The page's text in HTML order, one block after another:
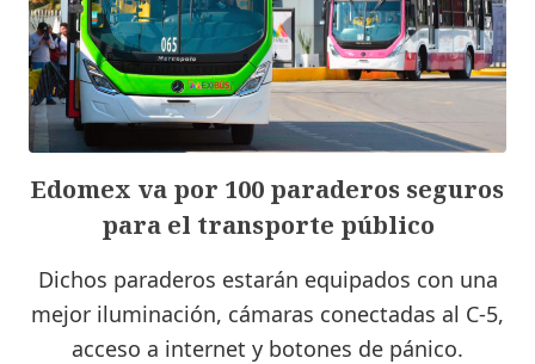
Edomex va por 100 paraderos seguros
para el transporte público
Dichos paraderos estarán equipados con una
mejor iluminación, cámaras conectadas al C-5,
acceso a internet y botones de pánico.